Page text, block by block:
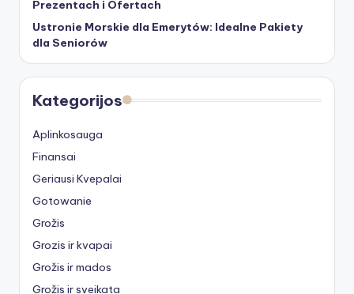
Prezentach i Ofertach
Ustronie Morskie dla Emerytów: Idealne Pakiety
dla Seniorów
Kategorijos
Aplinkosauga
Finansai
Geriausi Kvepalai
Gotowanie
Grožis
Grozis ir kvapai
Grožis ir mados
Grožis ir sveikata